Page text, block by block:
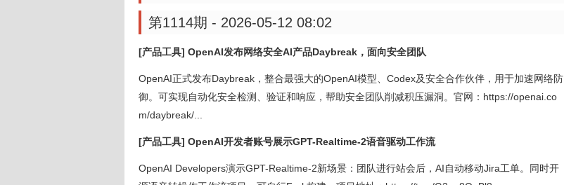
第1114期 - 2026-05-12 08:02
[产品工具] OpenAI发布网络安全AI产品Daybreak，面向安全团队
OpenAI正式发布Daybreak，整合最强大的OpenAI模型、Codex及安全合作伙伴，用于加速网络防
御。可实现自动化安全检测、验证和响应，帮助安全团队削减积压漏洞。官网：https://openai.co
m/daybreak/...
[产品工具] OpenAI开发者账号展示GPT-Realtime-2语音驱动工作流
OpenAI Developers演示GPT-Realtime-2新场景：团队进行站会后，AI自动移动Jira工单。同时开